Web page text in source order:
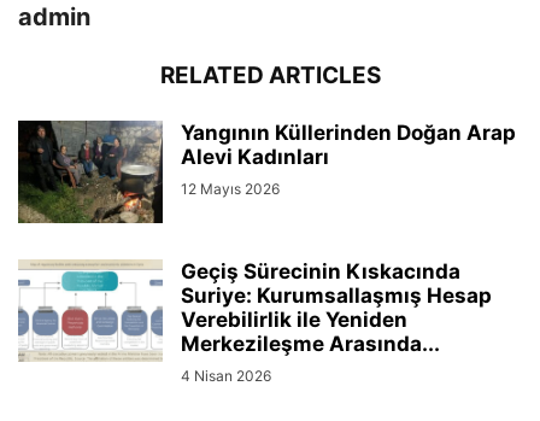
admin
RELATED ARTICLES
Yangının Küllerinden Doğan Arap
Alevi Kadınları
12 Mayıs 2026
Geçiş Sürecinin Kıskacında
Suriye: Kurumsallaşmış Hesap
Verebilirlik ile Yeniden
Merkezileşme Arasında...
4 Nisan 2026